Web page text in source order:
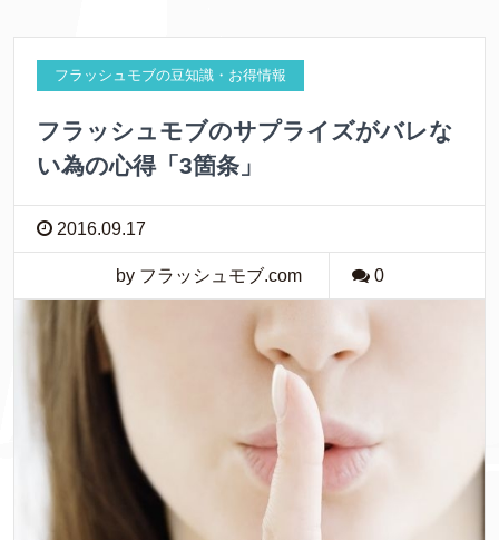
フラッシュモブの豆知識・お得情報
フラッシュモブのサプライズがバレな
い為の心得「3箇条」
2016.09.17
by フラッシュモブ.com 0